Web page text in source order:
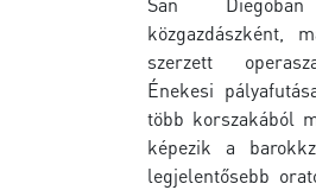
közgazdászként,
szerzett
Énekesi
több korszakából
képezik a
legjelentősebb